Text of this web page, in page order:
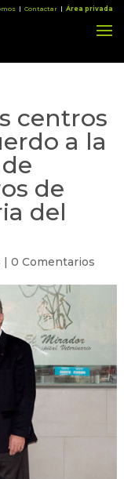
| Contactar | Área privada
centros
a la
de
del
| 0 Comentarios